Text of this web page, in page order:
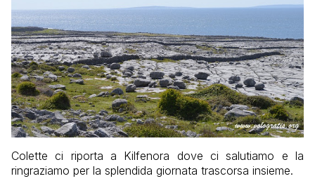
Colette ci riporta a Kilfenora dove ci salutiamo e la
ringraziamo per la splendida giornata trascorsa insieme.